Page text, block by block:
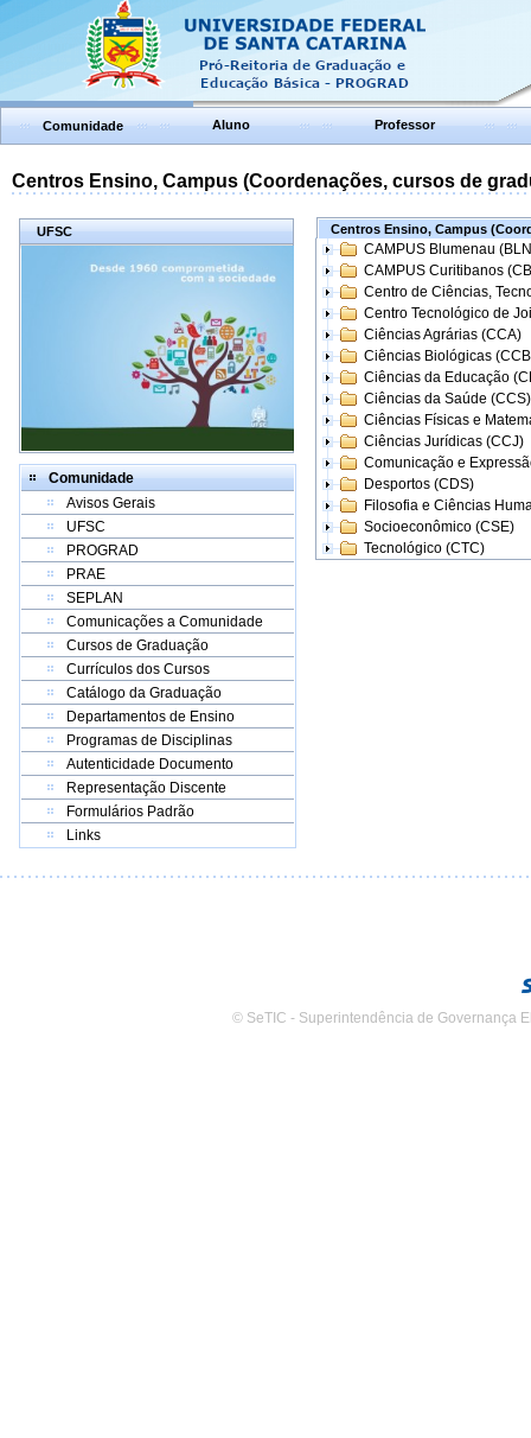
Comunidade Aluno Professor
Centros Ensino, Campus (Coordenações, cursos de
UFSC
Comunidade
Avisos Gerais
UFSC
PROGRAD
PRAE
SEPLAN
Comunicações a Comunidade
Cursos de Graduação
Currículos dos Cursos
Catálogo da Graduação
Departamentos de Ensino
Programas de Disciplinas
Autenticidade Documento
Representação Discente
Formulários Padrão
Links
Centros Ensino, Campus
CAMPUS Blumenau
CAMPUS Curitibanos
Centro de Ciências,
Centro Tecnológico de
Ciências Agrárias (CCA)
Ciências Biológicas
Ciências da Educação
Ciências da Saúde (CCS)
Ciências Físicas e
Ciências Jurídicas (CCJ)
Comunicação e
Desportos (CDS)
Filosofia e Ciências
Socioeconômico (CSE)
Tecnológico (CTC)
© SeTIC - Superintendência de Governança